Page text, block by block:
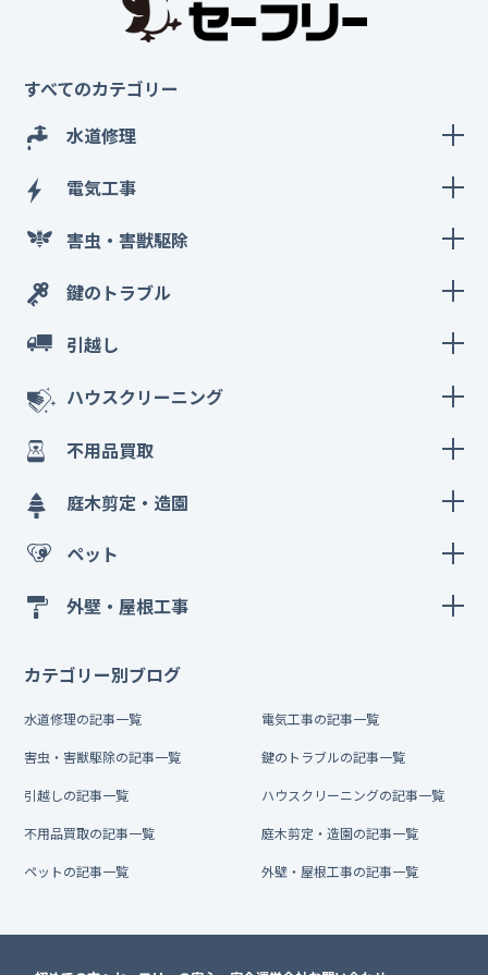
すべてのカテゴリー
水道修理
電気工事
害虫・害獣駆除
鍵のトラブル
引越し
ハウスクリーニング
不用品買取
庭木剪定・造園
ペット
外壁・屋根工事
カテゴリー別ブログ
水道修理の記事一覧 電気工事の記事一覧
害虫・害獣駆除の記事一覧 鍵のトラブルの記事一覧
引越しの記事一覧 ハウスクリーニングの記事一覧
不用品買取の記事一覧 庭木剪定・造園の記事一覧
ペットの記事一覧 外壁・屋根工事の記事一覧